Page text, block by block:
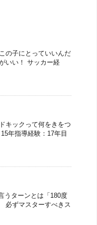
の子にとっていいんだ
いい！ サッカー経
キックって何をきをつ
年指導経験：17年目
うターンとは「180度
必ずマスターすべきス